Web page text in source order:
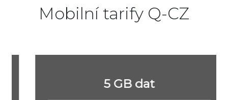
Mobilní tarify Q-CZ
5 GB dat